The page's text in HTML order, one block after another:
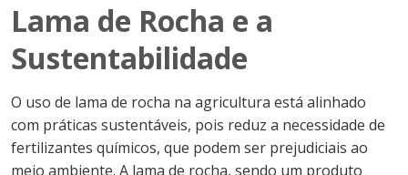
Lama de Rocha e a
Sustentabilidade
O uso de lama de rocha na agricultura está alinhado
com práticas sustentáveis, pois reduz a necessidade de
fertilizantes químicos, que podem ser prejudiciais ao
meio ambiente. A lama de rocha, sendo um produto